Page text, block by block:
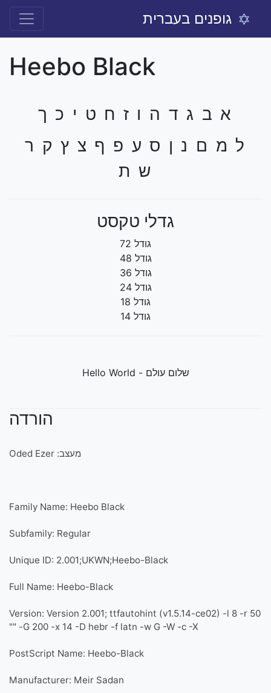
גופנים בעברית
Heebo Black
א ב ג ד ה ו ז ח ט י כ ך
ל מ ם נ ן ס ע פ ף צ ץ ק ר
ש ת
גדלי טקסט
גודל 72
גודל 48
גודל 36
גודל 24
גודל 18
גודל 14
שלום עולם - Hello World
הורדה
מעצב: Oded Ezer
Family Name: Heebo Black
Subfamily: Regular
Unique ID: 2.001;UKWN;Heebo-Black
Full Name: Heebo-Black
Version: Version 2.001; ttfautohint (v1.5.14-ce02) -l 8 -r 50
-G 200 -x 14 -D hebr -f latn -w G -W -c -X ""
PostScript Name: Heebo-Black
Manufacturer: Meir Sadan